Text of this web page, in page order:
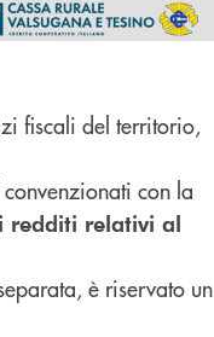
fiscali del territorio,
con la
redditi relativi al
è riservato un